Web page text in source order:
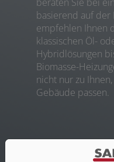
basierend auf der
empfehlen Ihnen
klassischen Öl-
Hybridlösungen
Biomasse-
nicht nur zu
Gebäude passen.